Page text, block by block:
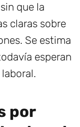
que la
claras sobre
Se estima
esperan
por